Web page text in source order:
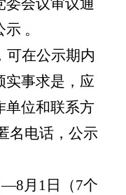
委会议审议通
示 。
可在公示期内
实事求是，应
单位和联系方
名电话，公示
—8月 1 日 （7个